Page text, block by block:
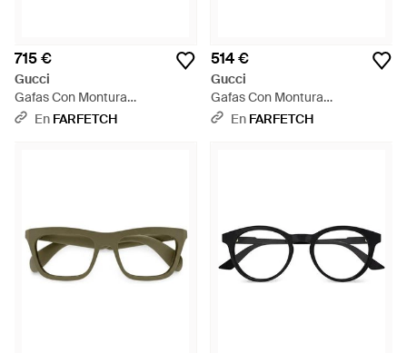
715 €
Gucci
Gafas Con Montura
Rectangular - Negro
En FARFETCH
514 €
Gucci
Gafas Con Montura
Geométrica - Negro
En FARFETCH